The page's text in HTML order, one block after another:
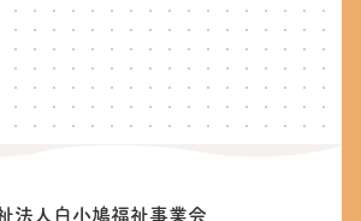
法人白小鳩福祉事業会